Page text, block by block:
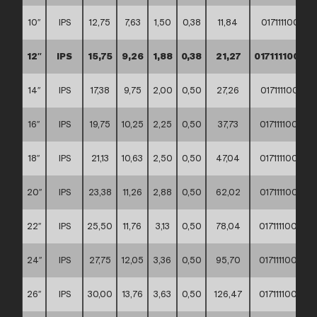
10″ IPS 12,75 7,63 1,50 0,38 11,84
12″ IPS 15,75 9,26 1,88 0,38 21,27
14″ IPS 17,38 9,75 2,00 0,50 27,26
16″ IPS 19,75 10,25 2,25 0,50 37,73
18″ IPS 21,13 10,63 2,50 0,50 47,04
20″ IPS 23,38 11,26 2,88 0,50 62,02
22″ IPS 25,50 11,76 3,13 0,50 78,04
24″ IPS 27,75 12,05 3,36 0,50 95,70
26″ IPS 30,00 13,76 3,63 0,50 126,47